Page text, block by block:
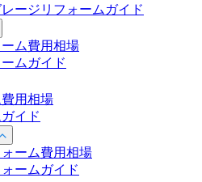
ージリフォームガイド
ム費用相場
ムガイド
用相場
イド
ーム費用相場
ームガイド